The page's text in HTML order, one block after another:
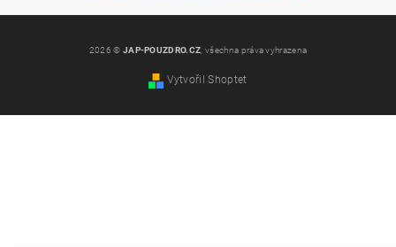
2026 © JAP-POUZDRO.CZ , všechna práva vyhrazena
Vytvořil Shoptet